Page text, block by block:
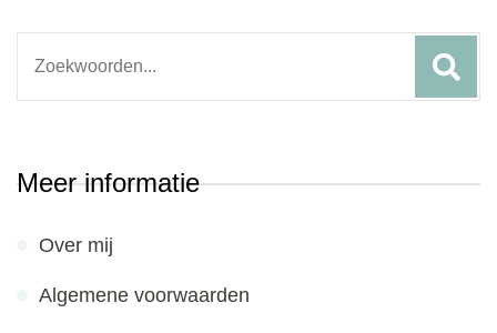
Meer informatie
Over mij
Algemene voorwaarden